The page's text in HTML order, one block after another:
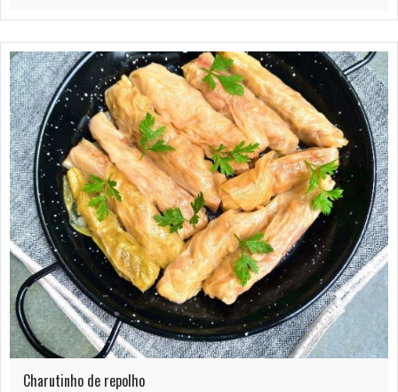
Charutinho de repolho